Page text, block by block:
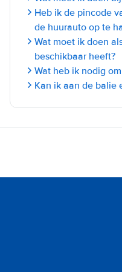
Heb ik de pincode
de huurauto op te
Wat moet ik doen
beschikbaar heeft?
Wat heb ik nodig
Kan ik aan de balie